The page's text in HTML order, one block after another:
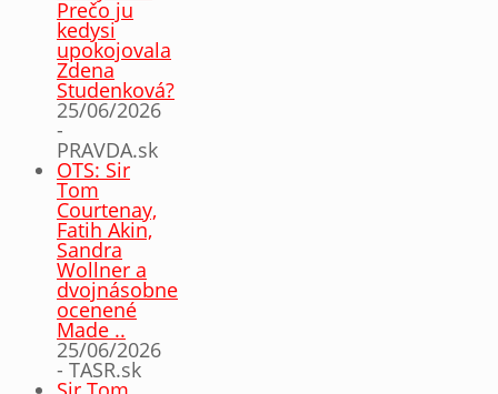
Prečo ju
kedysi
upokojovala
Zdena
Studenková?
25/06/2026
-
PRAVDA.sk
OTS: Sir
Tom
Courtenay,
Fatih Akin,
Sandra
Wollner a
dvojnásobne
ocenené
Made ..
25/06/2026
- TASR.sk